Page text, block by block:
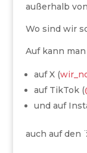
außerhalb
Wo sind wir
Auf kann
auf X (
auf TikTok (
und auf
auch auf den ̈ :